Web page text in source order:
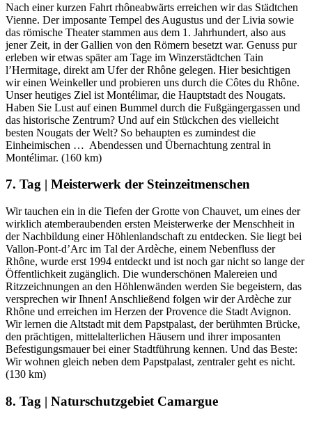
Nach einer kurzen Fahrt rhôneabwärts erreichen wir das Städtchen
Vienne. Der imposante Tempel des Augustus und der Livia sowie
das römische Theater stammen aus dem 1. Jahrhundert, also aus
jener Zeit, in der Gallien von den Römern besetzt war. Genuss pur
erleben wir etwas später am Tage im Winzerstädtchen Tain
l’Hermitage, direkt am Ufer der Rhône gelegen. Hier besichtigen
wir einen Weinkeller und probieren uns durch die Côtes du Rhône.
Unser heutiges Ziel ist Montélimar, die Hauptstadt des Nougats.
Haben Sie Lust auf einen Bummel durch die Fußgängergassen und
das historische Zentrum? Und auf ein Stückchen des vielleicht
besten Nougats der Welt? So behaupten es zumindest die
Einheimischen … Abendessen und Übernachtung zentral in
Montélimar. (160 km)
7. Tag | Meisterwerk der Steinzeitmenschen
Wir tauchen ein in die Tiefen der Grotte von Chauvet, um eines der
wirklich atemberaubenden ersten Meisterwerke der Menschheit in
der Nachbildung einer Höhlenlandschaft zu entdecken. Sie liegt bei
Vallon-Pont-d’Arc im Tal der Ardèche, einem Nebenfluss der
Rhône, wurde erst 1994 entdeckt und ist noch gar nicht so lange der
Öffentlichkeit zugänglich. Die wunderschönen Malereien und
Ritzzeichnungen an den Höhlenwänden werden Sie begeistern, das
versprechen wir Ihnen! Anschließend folgen wir der Ardèche zur
Rhône und erreichen im Herzen der Provence die Stadt Avignon.
Wir lernen die Altstadt mit dem Papstpalast, der berühmten Brücke,
den prächtigen, mittelalterlichen Häusern und ihrer imposanten
Befestigungsmauer bei einer Stadtführung kennen. Und das Beste:
Wir wohnen gleich neben dem Papstpalast, zentraler geht es nicht.
(130 km)
8. Tag | Naturschutzgebiet Camargue